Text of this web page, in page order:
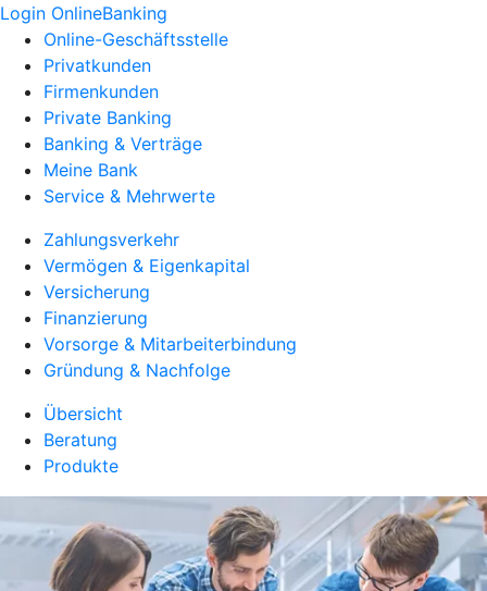
Login OnlineBanking
Online-Geschäftsstelle
Privatkunden
Firmenkunden
Private Banking
Banking & Verträge
Meine Bank
Service & Mehrwerte
Zahlungsverkehr
Vermögen & Eigenkapital
Versicherung
Finanzierung
Vorsorge & Mitarbeiterbindung
Gründung & Nachfolge
Übersicht
Beratung
Produkte